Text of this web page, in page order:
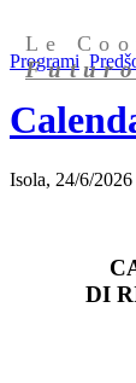
Le
Programi
Isola, 24/6/2026
DI